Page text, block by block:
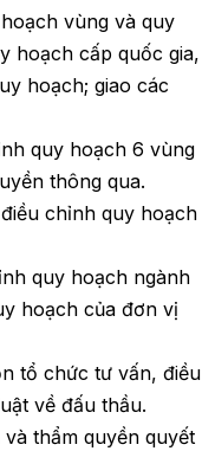
vùng và quy
hoạch cấp quốc gia,
hoạch; giao các
quy hoạch 6 vùng
thông qua.
chỉnh quy hoạch
quy hoạch ngành
hoạch của đơn vị
tổ chức tư vấn, điều
về đấu thầu.
thẩm quyền quyết